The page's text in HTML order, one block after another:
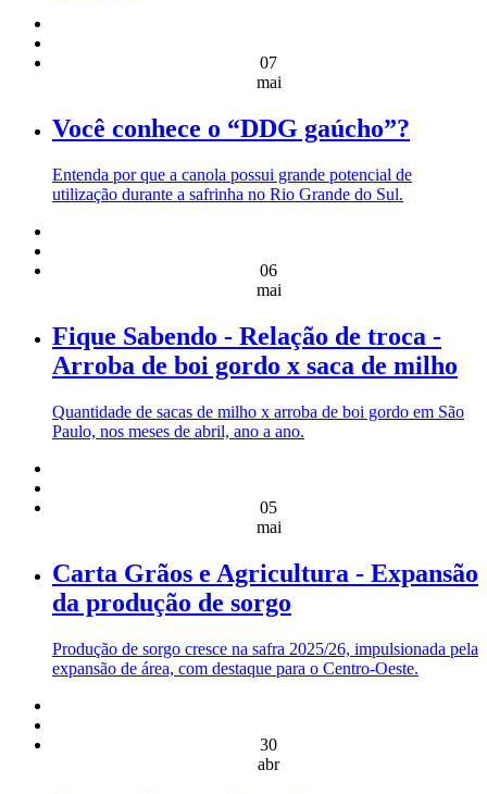
07
mai
Você conhece o “DDG gaúcho”?
Entenda por que a canola possui grande potencial de
utilização durante a safrinha no Rio Grande do Sul.
06
mai
Fique Sabendo - Relação de troca -
Arroba de boi gordo x saca de milho
Quantidade de sacas de milho x arroba de boi gordo em São
Paulo, nos meses de abril, ano a ano.
05
mai
Carta Grãos e Agricultura - Expansão
da produção de sorgo
Produção de sorgo cresce na safra 2025/26, impulsionada pela
expansão de área, com destaque para o Centro-Oeste.
30
abr